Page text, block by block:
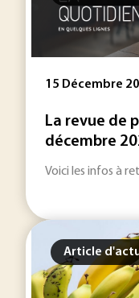
15 Décembre
La revue de
décembre
Voici les infos à
Article